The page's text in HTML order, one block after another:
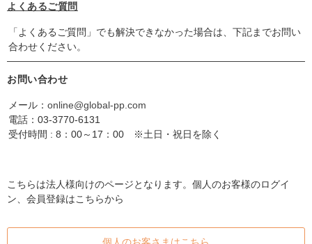
よくあるご質問
「よくあるご質問」でも解決できなかった場合は、下記までお問い
合わせください。
お問い合わせ
メール： online@global-pp.com
電話： 03-3770-6131
受付時間 : 8：00～17：00 ※土日・祝日を除く
こちらは法人様向けのページとなります。個人のお客様のログイ
ン、会員登録はこちらから